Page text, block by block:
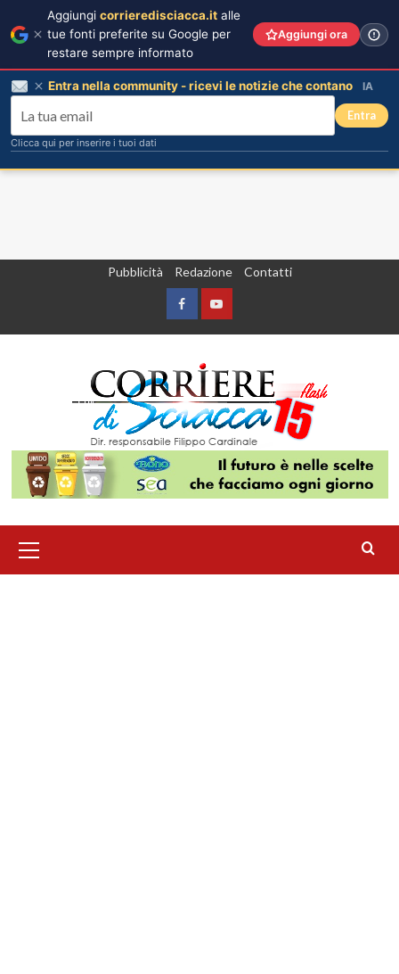
Pubblicità Redazione Contatti
FacebookYountube
principale
Aggiungi corrieredisciacca.it alle
tue fonti preferite su Google per
restare sempre informato
Aggiungi ora
Entra nella community - ricevi le notizie che contano IA
Entra
Clicca qui per inserire i tuoi dati